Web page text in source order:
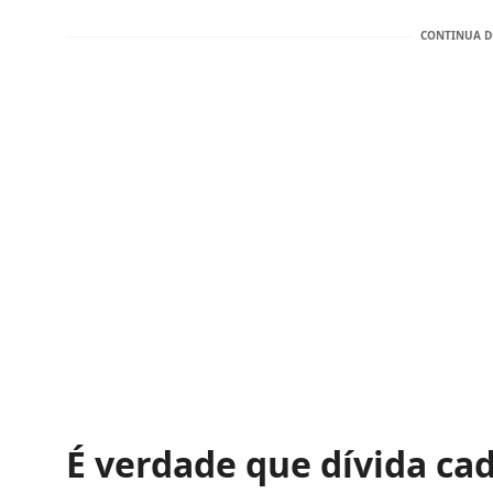
É verdade que dívida